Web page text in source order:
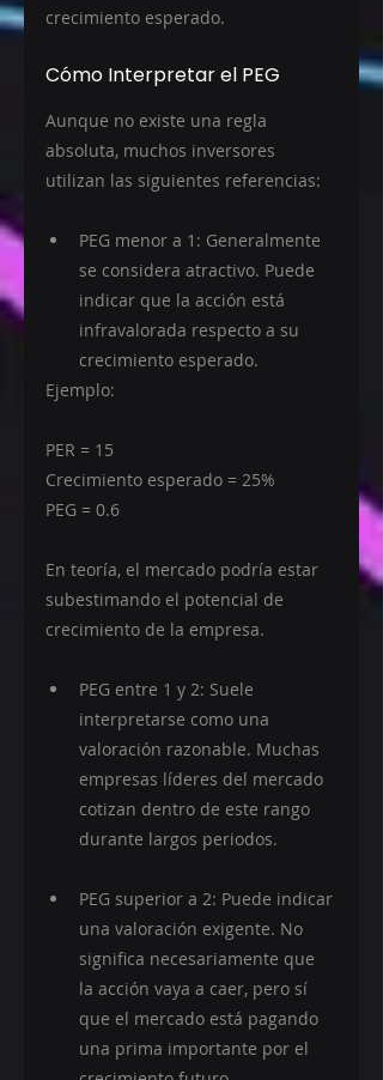
crecimiento esperado.
Cómo Interpretar el PEG
Aunque no existe una regla
absoluta, muchos inversores
utilizan las siguientes referencias:
PEG menor a 1: Generalmente
se considera atractivo. Puede
indicar que la acción está
infravalorada respecto a su
crecimiento esperado.
Ejemplo:
PER = 15
Crecimiento esperado = 25%
PEG = 0.6
En teoría, el mercado podría estar
subestimando el potencial de
crecimiento de la empresa.
PEG entre 1 y 2: Suele
interpretarse como una
valoración razonable. Muchas
empresas líderes del mercado
cotizan dentro de este rango
durante largos periodos.
PEG superior a 2: Puede indicar
una valoración exigente. No
significa necesariamente que
la acción vaya a caer, pero sí
que el mercado está pagando
una prima importante por el